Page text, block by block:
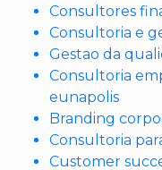
Consultores
Consultoria e
Gestao da
Consultoria
eunapolis
Branding
Consultoria
Customer